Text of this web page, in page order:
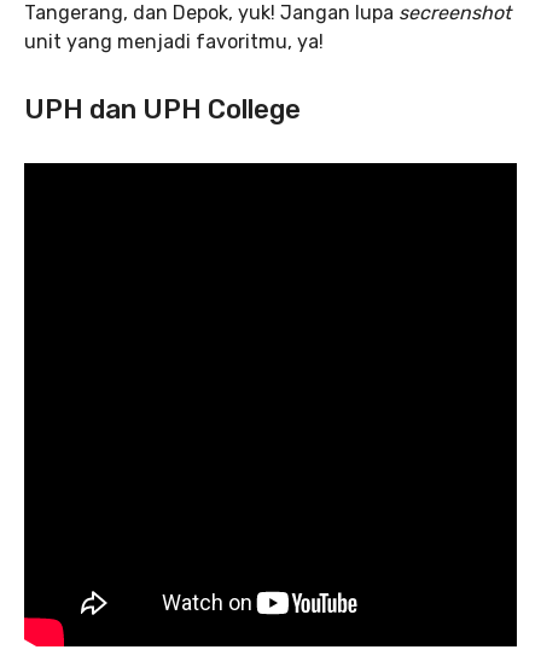
Tangerang, dan Depok, yuk! Jangan lupa secreenshot
unit yang menjadi favoritmu, ya!
UPH dan UPH College